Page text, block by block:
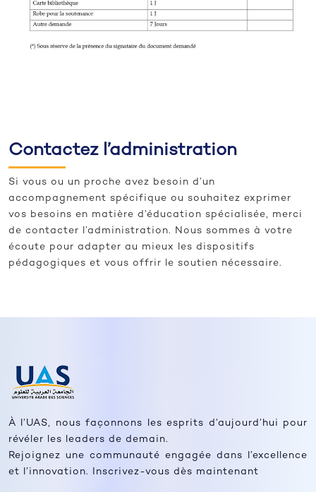
Contactez l’administration
Si vous ou un proche avez besoin d’un
accompagnement spécifique ou souhaitez exprimer
vos besoins en matière d’éducation spécialisée, merci
de contacter l’administration. Nous sommes à votre
écoute pour adapter au mieux les dispositifs
pédagogiques et vous offrir le soutien nécessaire.
À l’UAS, nous façonnons les esprits d’aujourd’hui pour
révéler les leaders de demain.
Rejoignez une communauté engagée dans l’excellence
et l’innovation. Inscrivez-vous dès maintenant